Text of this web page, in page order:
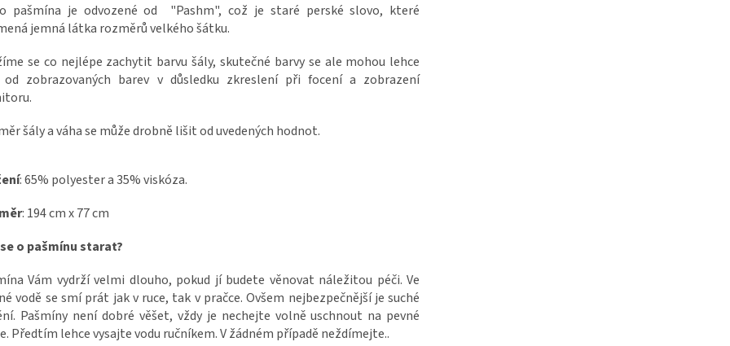
pašmína je odvozené od "Pashm", což je staré perské slovo, které
jemná látka rozměrů velkého šátku.
se co nejlépe zachytit barvu šály, skutečné barvy se ale mohou lehce
zobrazovaných barev v důsledku zkreslení při focení a zobrazení
šály a váha se může drobně lišit od uvedených hodnot.
: 65% polyester a 35% viskóza.
: 194 cm x 77 cm
o pašmínu starat?
Vám vydrží velmi dlouho, pokud jí budete věnovat náležitou péči. Ve
vodě se smí prát jak v ruce, tak v pračce. Ovšem nejbezpečnější je suché
Pašmíny není dobré věšet, vždy je nechejte volně uschnout na pevné
Předtím lehce vysajte vodu ručníkem. V žádném případě neždímejte..